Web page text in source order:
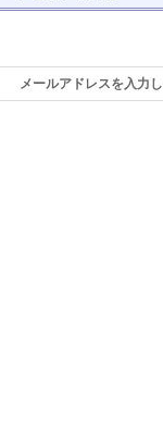
メールアドレスを入力